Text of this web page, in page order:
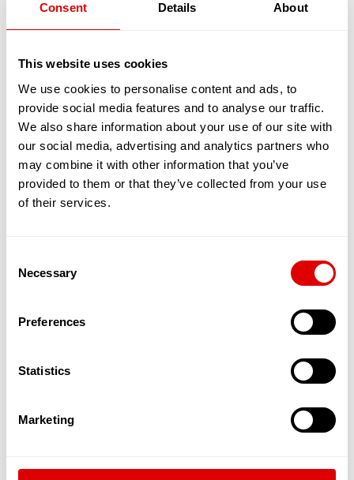
Consent Details About
This website uses cookies
We use cookies to personalise content and ads, to
provide social media features and to analyse our traffic.
We also share information about your use of our site with
our social media, advertising and analytics partners who
may combine it with other information that you’ve
provided to them or that they’ve collected from your use
of their services.
Selection
Necessary
Preferences
Statistics
Marketing
coliving
La deuxième catégorie de résidences séniors
maisonnées en coliving
Les logements en coliving proposent un habitat
partagé entre une quinzaine de séniors,
maximum. Tous vivent sous le même toit, en
bénéficiant de chambres et de toilettes privées.
En revanche, le salon, la cuisine et la salle de
L’objectif est de favoriser les interactions, le
soutien et l’entraide entre résidents. Ces
de bénéficier d’un service leur permettant de
maintenir une activité physique, sociale et
Par ailleurs, des services d’aide à domicile dédiés
encadrés par une Maîtresse de Maison in situ,
offrent un suivi qualitatif de l’aide et des soins
Ces appartements accueillent donc des
personnes âgées autonomes dans un cadre